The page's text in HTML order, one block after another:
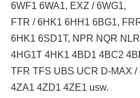
6WF1 6WA1, EXZ / 6WG1,
FTR / 6HK1 6HH1 6BG1,
6HK1 6SD1T, NPR NQR
4HG1T 4HK1 4BD1 4BC2
TFR TFS UBS UCR D-MAX
4ZA1 4ZD1 4ZE1 usw.